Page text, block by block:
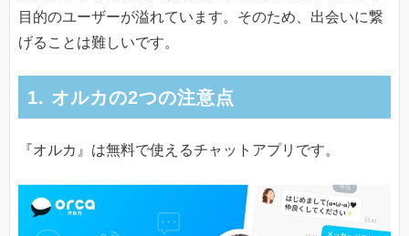
目的のユーザーが溢れています。そのため、出会いに繋
げることは難しいです。
1. オルカの2つの注意点
『オルカ』は無料で使えるチャットアプリです。